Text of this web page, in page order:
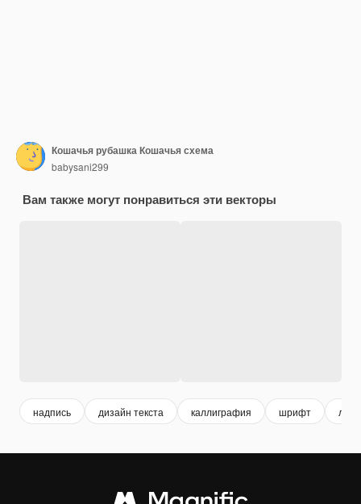
Кошачья рубашка Кошачья схема
babysani299
Вам также могут понравиться эти векторы
надпись дизайн текста каллиграфия шрифт лапа